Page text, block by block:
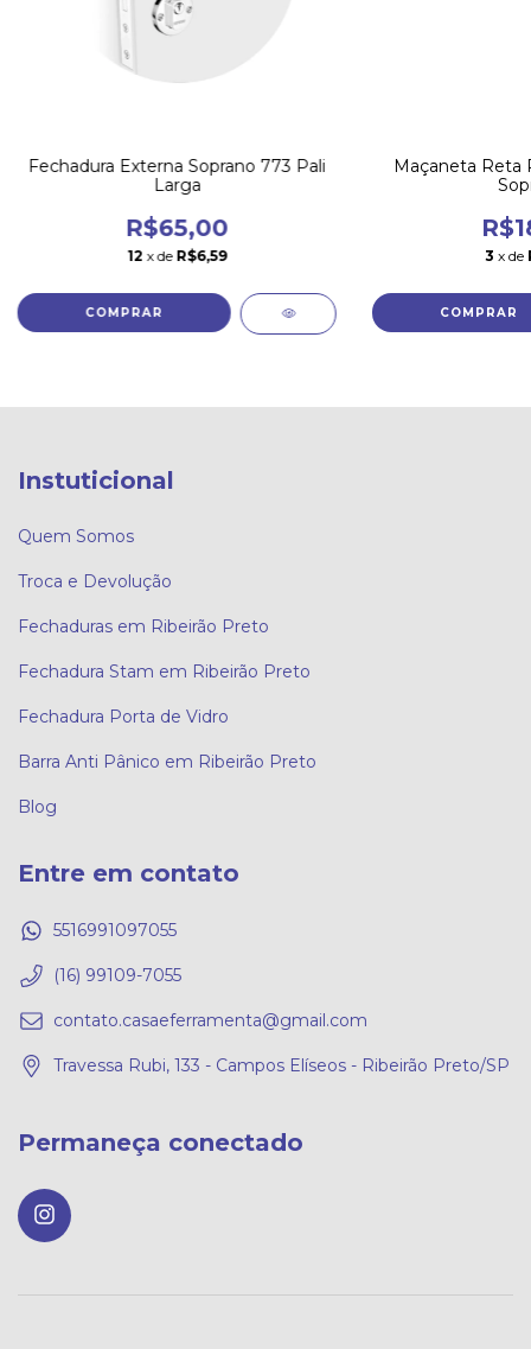
Fechadura Externa Soprano 773 Pali
Larga
R$65,00
12 x de R$6,59
Maçaneta Reta
3 x de
Instuticional
Quem Somos
Troca e Devolução
Fechaduras em Ribeirão Preto
Fechadura Stam em Ribeirão Preto
Fechadura Porta de Vidro
Barra Anti Pânico em Ribeirão Preto
Blog
Entre em contato
5516991097055
(16) 99109-7055
contato.casaeferramenta@gmail.com
Travessa Rubi, 133 - Campos Elíseos - Ribeirão Preto/SP
Permaneça conectado